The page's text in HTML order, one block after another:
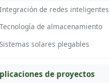
Integración de redes inteligentes
Tecnología de almacenamiento
Sistemas solares plegables
de proyectos